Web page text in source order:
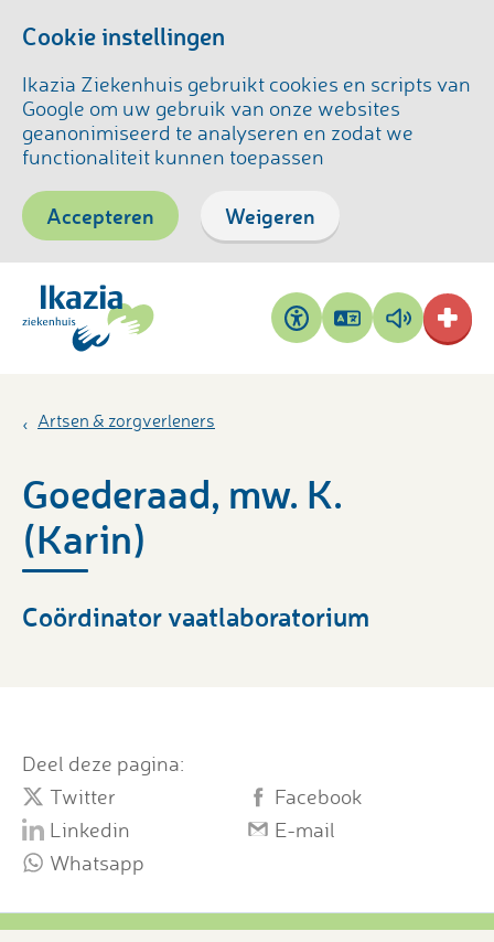
Cookie instellingen
Ikazia Ziekenhuis gebruikt cookies en scripts van
Google om uw gebruik van onze websites
geanonimiseerd te analyseren en zodat we
functionaliteit kunnen toepassen
Accepteren Weigeren
Toegankelijkheid
Pagina
vertalen
Pagina
voorlezen
Artsen & zorgverleners
Goederaad, mw. K.
(Karin)
Coördinator vaatlaboratorium
Deel deze pagina:
Twitter
Facebook
Linkedin
E-mail
Whatsapp